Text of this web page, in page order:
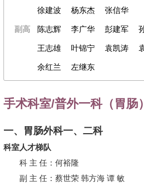
徐建波 杨东杰 张信华
副高 陈志辉 李广华 彭建军
王志雄 叶锦宁 袁凯涛
余红兰 左继东
手术科室/普外一科（胃肠）
一、胃肠外科一、二科
科室人才梯队
科 主 任：何裕隆
副 主 任：蔡世荣 韩方海 谭 敏